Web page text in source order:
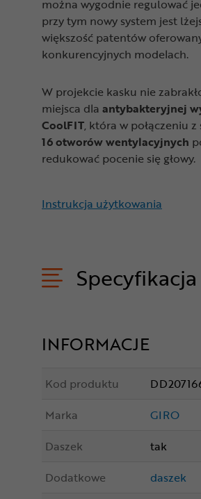
można wygodnie regulować
przy tym nowy system jest
większość patentów
konkurencyjnych modelach.
W projekcie kasku nie
miejsca dla antybakteryjnej
CoolFIT, która w połączeniu
16 otworów wentylacyjnych
redukować pocenie się głowy.
Instrukcja użytkowania
Specyfikacja
INFORMACJE
Kod produktu
Marka
GIRO
Daszek
tak
Dodatkowe
daszek